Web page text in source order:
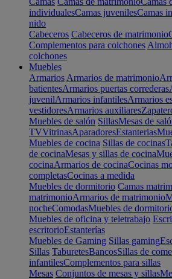
individualesCamas juvenilesCamas
nido
Cabeceros Cabeceros de matrimonio
Complementos para colchones
colchones
Muebles
Armarios Armarios de matrimonio
batientesArmarios puertas correderas
juvenilArmarios infantilesArmarios
vestidoresArmarios auxiliares
Muebles de salón SillasMesas de
TVVitrinasAparadoresEstanterias
Muebles de cocina Sillas de cocinas
de cocinaMesas y sillas de cocina
cocinaArmarios de cocinaCocinas
completasCocinas a medida
Muebles de dormitorio Camas
matrimonioArmarios de matrimonio
nocheComodasMuebles de
Muebles de oficina y teletrabajo
escritorioEstanterías
Muebles de Gaming Sillas gaming
Sillas TaburetesBancosSillas de
infantilesComplementos para sillas
Mesas Conjuntos de mesas y sillas